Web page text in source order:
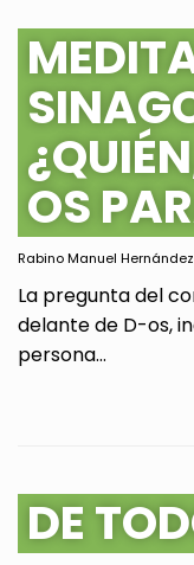
OS
Rabino Manuel
La pregunta del
delante de D-os,
persona...
DE